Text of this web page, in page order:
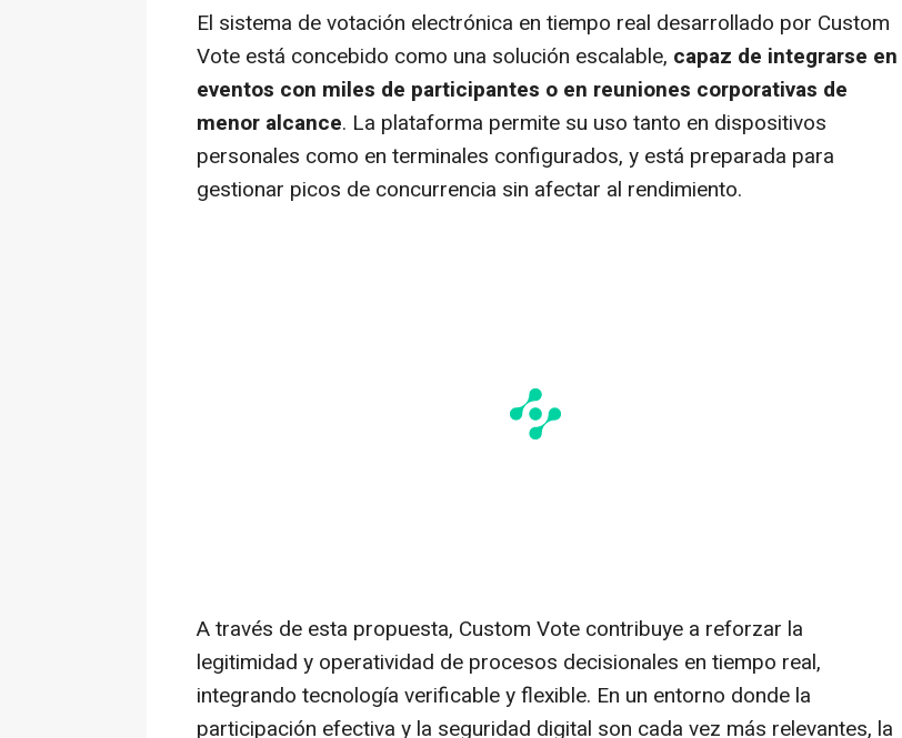
El sistema de votación electrónica en tiempo real desarrollado por Custom
Vote está concebido como una solución escalable, capaz de integrarse en
eventos con miles de participantes o en reuniones corporativas de
menor alcance. La plataforma permite su uso tanto en dispositivos
personales como en terminales configurados, y está preparada para
gestionar picos de concurrencia sin afectar al rendimiento.
A través de esta propuesta, Custom Vote contribuye a reforzar la
legitimidad y operatividad de procesos decisionales en tiempo real,
integrando tecnología verificable y flexible. En un entorno donde la
participación efectiva y la seguridad digital son cada vez más relevantes, la